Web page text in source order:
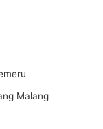
Malang